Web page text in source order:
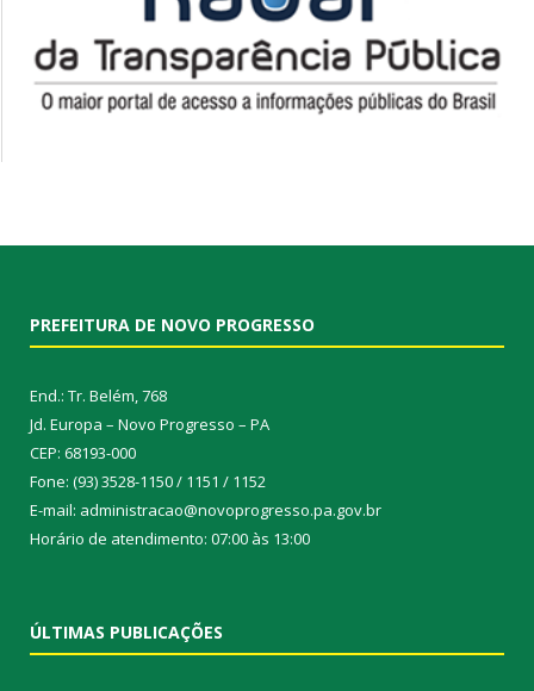
PREFEITURA DE NOVO PROGRESSO
End.: Tr. Belém, 768
Jd. Europa – Novo Progresso – PA
CEP: 68193-000
Fone: (93) 3528-1150 / 1151 / 1152
E-mail: administracao@novoprogresso.pa.gov.br
Horário de atendimento: 07:00 às 13:00
ÚLTIMAS PUBLICAÇÕES